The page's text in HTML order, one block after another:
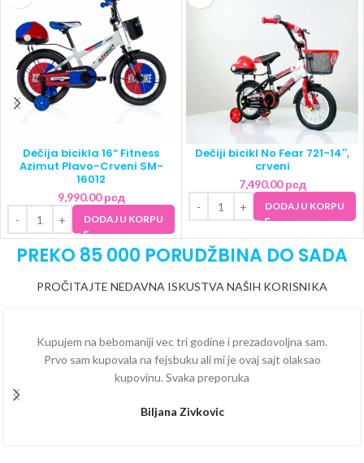
Dečija bicikla 16“ Fitness
Azimut Plavo-Crveni SM-
16012
9,990.00рсд
DODAJ U KORPU
Dečiji bicikl No Fear 721-14″,
crveni
7,490.00рсд
DODAJ U KORPU
PREKO 85 000 PORUDŽBINA DO SADA
PROČITAJTE NEDAVNA ISKUSTVA NAŠIH KORISNIKA
Kupujem na bebomaniji vec tri godine i prezadovoljna sam.
Prvo sam kupovala na fejsbuku ali mi je ovaj sajt olaksao
kupovinu. Svaka preporuka
Biljana Zivkovic